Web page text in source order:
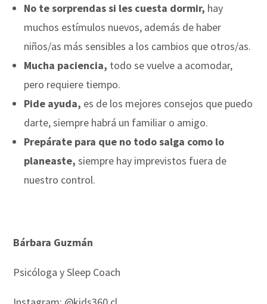
No te sorprendas si les cuesta dormir, hay
muchos estímulos nuevos, además de haber
niños/as más sensibles a los cambios que otros/as.
Mucha paciencia, todo se vuelve a acomodar,
pero requiere tiempo.
Pide ayuda, es de los mejores consejos que puedo
darte, siempre habrá un familiar o amigo.
Prepárate para que no todo salga como lo
planeaste, siempre hay imprevistos fuera de
nuestro control.
Bárbara Guzmán
Psicóloga y Sleep Coach